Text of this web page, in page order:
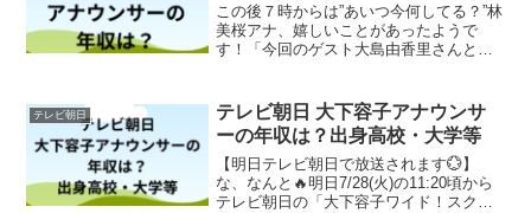
この後７時からは”あいつ今何してる？”林
美桜アナ、嬉しいことがあったようで
す！「今回のゲスト大島由香里さんと
楽しかった収録でした(o^^o)是非ご覧くだ
さい♪（林美桜）...
テレビ朝日
テレビ朝日 大下容子アナウンサ
ーの年収は？出身高校・大学等
【明日テレビ朝日で放送されます💮】
な、なんと🔥明日7/28(火)の11:20頃から
テレビ朝日の「大下容子ワイド！スクラ